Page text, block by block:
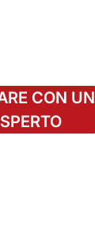
CON UN